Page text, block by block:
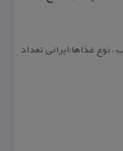
، نوع غذاها:ایرانی تعداد